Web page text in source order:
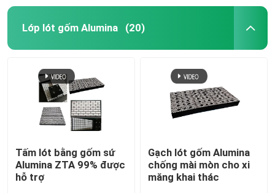
Lớp lót gốm Alumina (20)
Tấm lót bằng gốm sứ
Alumina ZTA 99% được
hỗ trợ
Gạch lót gốm Alumina
chống mài mòn cho xi
măng khai thác